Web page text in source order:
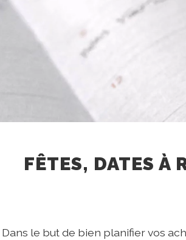
FÊTES, DATES À
Dans le but de bien planifier vos